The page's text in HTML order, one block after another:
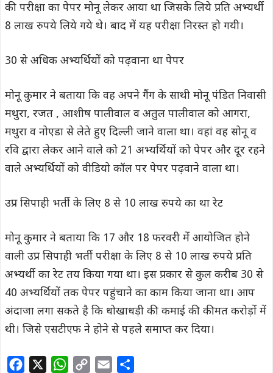
की परीक्षा का पेपर मोनू लेकर आया था जिसके लिये प्रति अभ्यर्थी
8 लाख रुपये लिये गये थे। बाद में यह परीक्षा निरस्त हो गयी।
30 से अधिक अभ्यर्थियों को पढ़वाना था पेपर
मोनू कुमार ने बताया कि वह अपने गैंग के साथी मोनू पंडित निवासी
मथुरा, रजत , आशीष पालीवाल व अतुल पालीवाल को आगरा,
मथुरा व नोएडा से लेते हुए दिल्ली जाने वाला था। वहां वह सोनू व
रवि द्वारा लेकर आने वाले को 21 अभ्यर्थियों को पेपर और दूर रहने
वाले अभ्यर्थियों को वीडियो कॉल पर पेपर पढ़वाने वाला था।
उप्र सिपाही भर्ती के लिए 8 से 10 लाख रुपये का था रेट
मोनू कुमार ने बताया कि 17 और 18 फरवरी में आयोजित होने
वाली उप्र सिपाही भर्ती परीक्षा के लिए 8 से 10 लाख रुपये प्रति
अभ्यर्थी का रेट तय किया गया था। इस प्रकार से कुल करीब 30 से
40 अभ्यर्थियों तक पेपर पहुंचाने का काम किया जाना था। आप
अंदाजा लगा सकते है कि धोखाधड़ी की कमाई की कीमत करोड़ों में
थी। जिसे एसटीएफ ने होने से पहले समाप्त कर दिया।
W